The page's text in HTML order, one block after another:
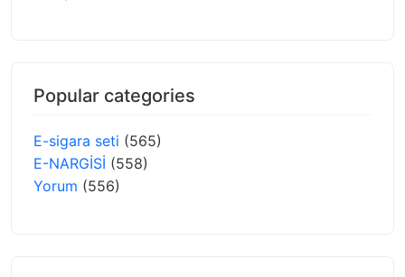
Popular categories
E-sigara seti (565)
E-NARGİSİ (558)
Yorum (556)